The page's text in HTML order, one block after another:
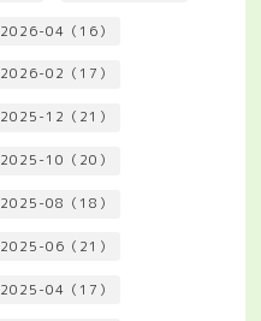
2026-04（16）
2026-02（17）
2025-12（21）
2025-10（20）
2025-08（18）
2025-06（21）
2025-04（17）